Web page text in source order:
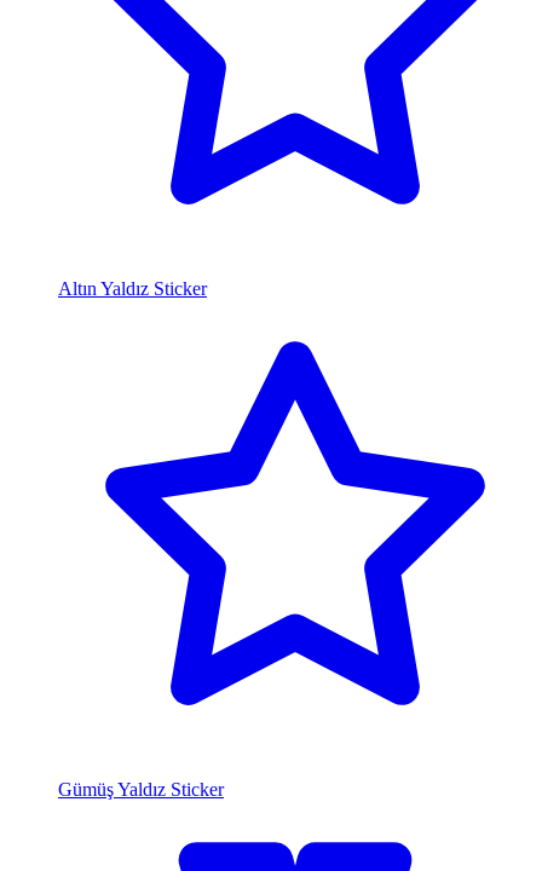
Altın Yaldız Sticker
Gümüş Yaldız Sticker